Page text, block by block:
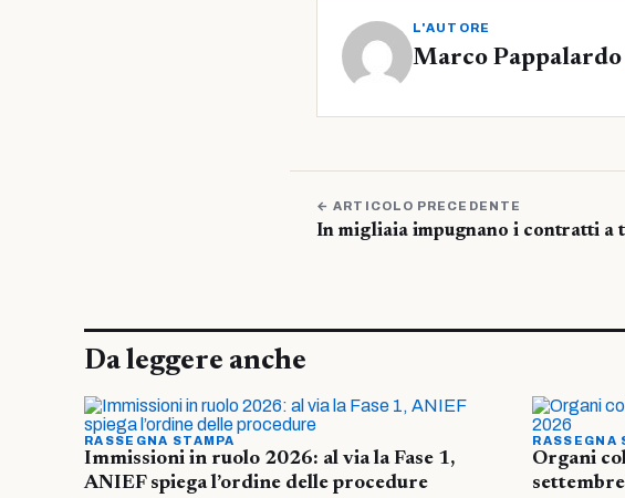
L'AUTORE
Marco Pappalardo
← ARTICOLO PRECEDENTE
In migliaia impugnano i contratti a
Da leggere anche
RASSEGNA STAMPA
Immissioni in ruolo 2026: al via la Fase 1,
ANIEF spiega l’ordine delle procedure
RASSEGNA
Organi